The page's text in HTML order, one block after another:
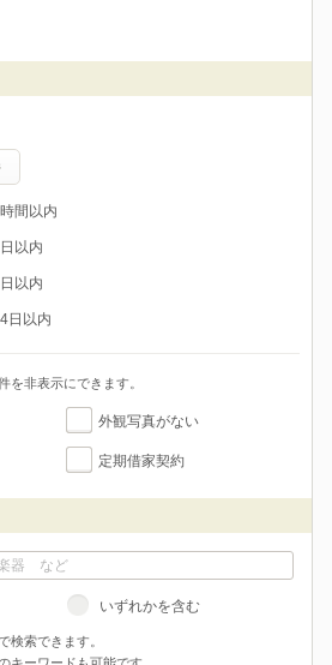
間以内
以内
以内
日以内
を非表示にできます。
外観写真がない
定期借家契約
いずれかを含む
検索できます。